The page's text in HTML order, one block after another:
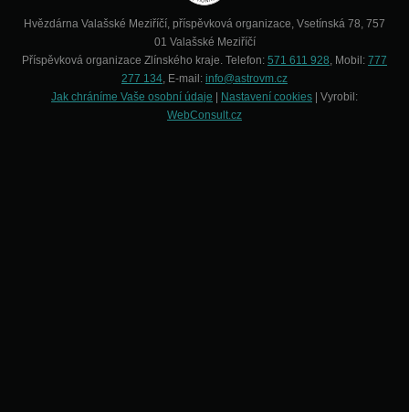
Hvězdárna Valašské Meziříčí, příspěvková organizace, Vsetínská 78, 757
01 Valašské Meziříčí
Příspěvková organizace Zlínského kraje. Telefon: 571 611 928, Mobil: 777
277 134, E-mail: info@astrovm.cz
Jak chráníme Vaše osobní údaje
Nastavení cookies | Vyrobil:
WebConsult.cz